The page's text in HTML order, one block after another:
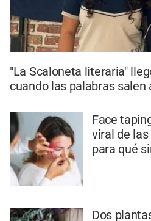
"La Scaloneta literaria"
cuando las palabras salen
Face
viral de
para qué
Dos